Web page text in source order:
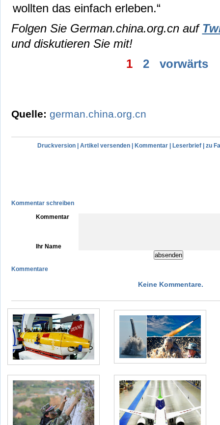
wollten das einfach erleben.“
Folgen Sie German.china.org.cn auf
und diskutieren Sie mit!
1
2 vorwärts
Quelle: german.china.org.cn
Druckversion Artikel versenden Kommentar Leserbrief zu
Kommentar schreiben
Kommentar
Ihr Name
Kommentare
Keine Kommentare.